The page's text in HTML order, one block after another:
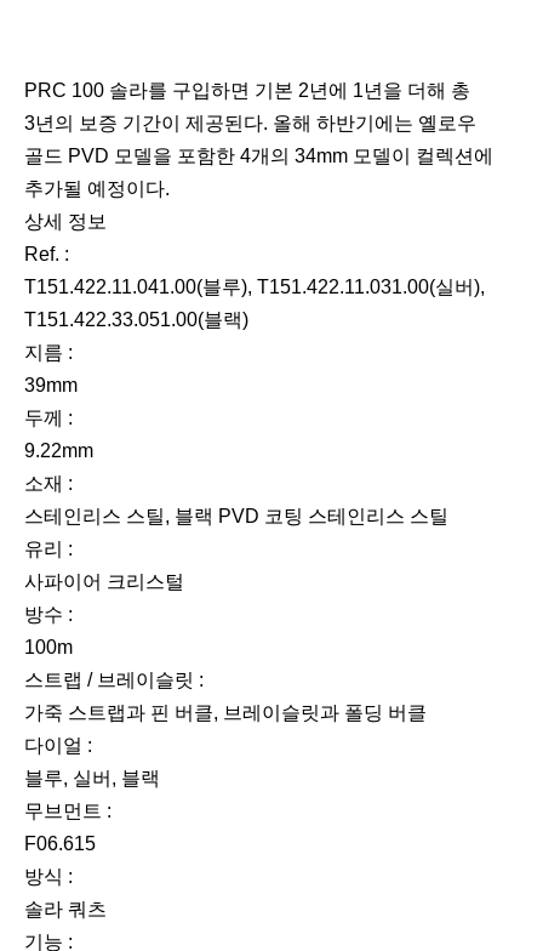
다
음
PRC 100 솔라를 구입하면 기본 2년에 1년을 더해 총
3년의 보증 기간이 제공된다. 올해 하반기에는 옐로우
골드 PVD 모델을 포함한 4개의 34mm 모델이 컬렉션에
추가될 예정이다.
상세 정보
Ref. :
T151.422.11.041.00(블루), T151.422.11.031.00(실버),
T151.422.33.051.00(블랙)
지름 :
39mm
두께 :
9.22mm
소재 :
스테인리스 스틸, 블랙 PVD 코팅 스테인리스 스틸
유리 :
사파이어 크리스털
방수 :
100m
스트랩 / 브레이슬릿 :
가죽 스트랩과 핀 버클, 브레이슬릿과 폴딩 버클
다이얼 :
블루, 실버, 블랙
무브먼트 :
F06.615
방식 :
솔라 쿼츠
기능 :